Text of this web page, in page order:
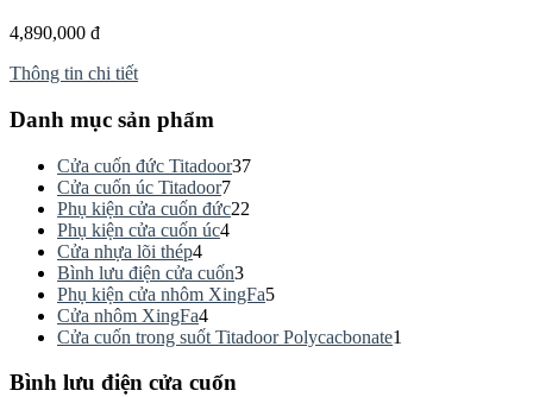
4,890,000 đ
Thông tin chi tiết
Danh mục sản phẩm
Cửa cuốn đức Titadoor37
Cửa cuốn úc Titadoor7
Phụ kiện cửa cuốn đức22
Phụ kiện cửa cuốn úc4
Cửa nhựa lõi thép4
Bình lưu điện cửa cuốn3
Phụ kiện cửa nhôm XingFa5
Cửa nhôm XingFa4
Cửa cuốn trong suốt Titadoor Polycacbonate1
Bình lưu điện cửa cuốn